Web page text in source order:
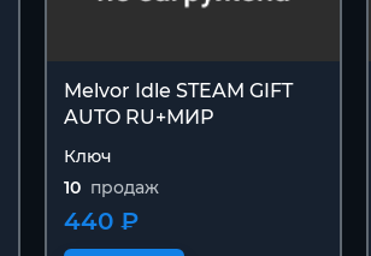
Melvor Idle STEAM GIFT
AUTO RU+МИР
Ключ
10 продаж
440 ₽